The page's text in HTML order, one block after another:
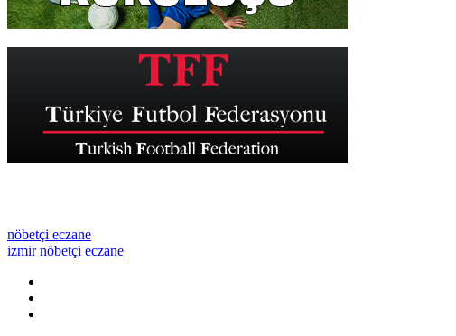
nöbetçi eczane
izmir nöbetçi eczane